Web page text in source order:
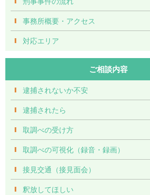
事務所概要・アクセス
対応エリア
ご相談内容
逮捕されないか不安
逮捕されたら
取調べの受け方
取調べの可視化（録音・録画）
接見交通（接見面会）
釈放してほしい